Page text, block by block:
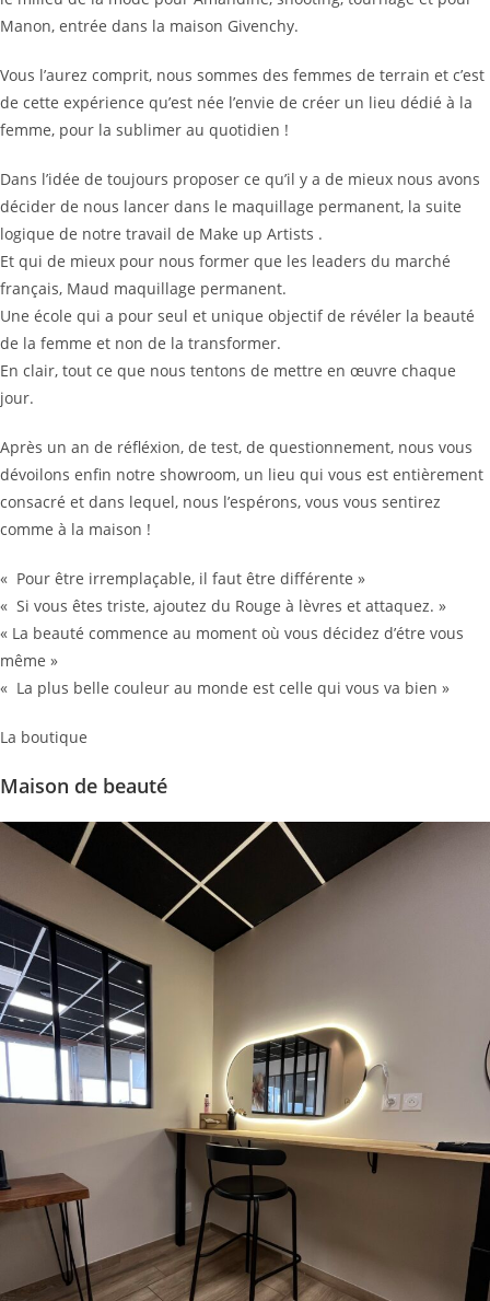
Manon, entrée dans la maison Givenchy.
Vous l’aurez comprit, nous sommes des femmes de terrain et c’est
de cette expérience qu’est née l’envie de créer un lieu dédié à la
femme, pour la sublimer au quotidien !
Dans l’idée de toujours proposer ce qu’il y a de mieux nous avons
décider de nous lancer dans le maquillage permanent, la suite
logique de notre travail de Make up Artists .
Et qui de mieux pour nous former que les leaders du marché
français, Maud maquillage permanent.
Une école qui a pour seul et unique objectif de révéler la beauté
de la femme et non de la transformer.
En clair, tout ce que nous tentons de mettre en œuvre chaque
jour.
Après un an de réfléxion, de test, de questionnement, nous vous
dévoilons enfin notre showroom, un lieu qui vous est entièrement
consacré et dans lequel, nous l’espérons, vous vous sentirez
comme à la maison !
« Pour être irremplaçable, il faut être différente »
« Si vous êtes triste, ajoutez du Rouge à lèvres et attaquez. »
« La beauté commence au moment où vous décidez d’étre vous
même »
« La plus belle couleur au monde est celle qui vous va bien »
La boutique
Maison de beauté